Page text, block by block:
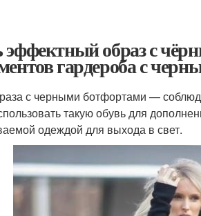
эффектный образ с
гардероба с
с черными ботфортами —
такую обувь для
одеждой для выхода в свет.